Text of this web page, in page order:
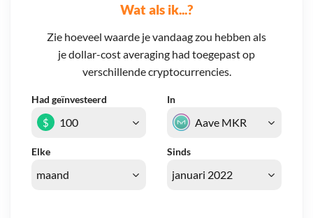
Wat als ik...?
Zie hoeveel waarde je vandaag zou hebben als
je dollar-cost averaging had toegepast op
verschillende cryptocurrencies.
Had geïnvesteerd In
Elke Sinds
$